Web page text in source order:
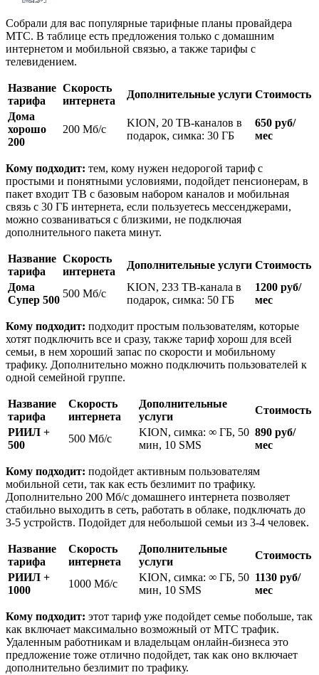
Собрали для вас популярные тарифные планы провайдера
МТС. В таблице есть предложения только с домашним
интернетом и мобильной связью, а также тарифы с
телевидением.
Название
тарифа
Скорость
интернета
Дополнительные услуги Стоимость
Дома
хорошо
200
200 Мб/с
KION, 20 ТВ-каналов в
подарок, симка: 30 ГБ
650 руб/
мес
Кому подходит: тем, кому нужен недорогой тариф с
простыми и понятными условиями, подойдет пенсионерам, в
пакет входит ТВ с базовым набором каналов и мобильная
связь с 30 ГБ интернета, если пользуетесь мессенджерами,
можно созваниваться с близкими, не подключая
дополнительного пакета минут.
Название
тарифа
Скорость
интернета
Дополнительные услуги Стоимость
Дома
Супер 500
500 Мб/с
KION, 233 ТВ-канала в
подарок, симка: 50 ГБ
1200 руб/
мес
Кому подходит: подходит простым пользователям, которые
хотят подключить все и сразу, также тариф хорош для всей
семьи, в нем хороший запас по скорости и мобильному
трафику. Дополнительно можно подключить пользователей к
одной семейной группе.
Название
тарифа
Скорость
интернета
Дополнительные
услуги
Стоимость
РИИЛ +
500
500 Мб/с
KION, симка: ∞ ГБ, 50
мин, 10 SMS
890 руб/
мес
Кому подходит: подойдет активным пользователям
мобильной сети, так как есть безлимит по трафику.
Дополнительно 200 Мб/с домашнего интернета позволяет
стабильно выходить в сеть, работать в облаке, подключать до
3-5 устройств. Подойдет для небольшой семьи из 3-4 человек.
Название
тарифа
Скорость
интернета
Дополнительные
услуги
Стоимость
РИИЛ +
1000
1000 Мб/с
KION, симка: ∞ ГБ, 50
мин, 10 SMS
1130 руб/
мес
Кому подходит: этот тариф уже подойдет семье побольше, так
как включает максимально возможный от МТС трафик.
Удаленным работникам и владельцам онлайн-бизнеса это
предложение тоже отлично подойдет, так как оно включает
дополнительно безлимит по трафику.